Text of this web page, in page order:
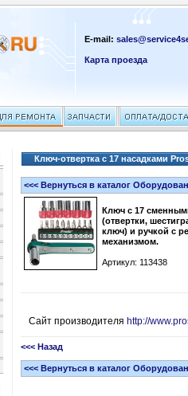
E-mail:
Карта проезда
Ключ-отвертка с 17 насадками
<<< Вернуться в каталог
Ключ с 17
(отвертки,
ключ) и ручкой с
механизмом.
Артикул: 113438
Сайт производителя http://
<<< Назад
<<< Вернуться в каталог